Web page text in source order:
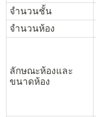
จำนวนชั้น
จำนวนห้อง
ลักษณะห้องและ
ขนาดห้อง